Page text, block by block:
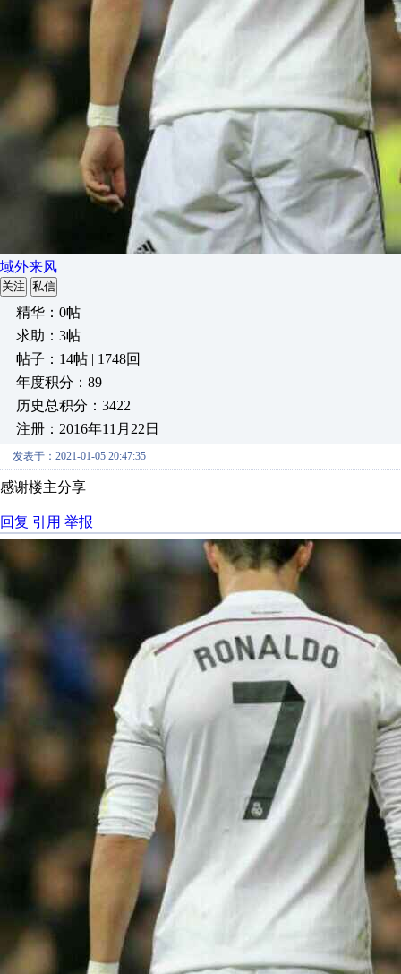
域外来风
关注 私信
精华：0帖
求助：3帖
帖子：14帖 | 1748回
年度积分：89
历史总积分：3422
注册：2016年11月22日
发表于：2021-01-05 20:47:35
感谢楼主分享
回复 引用 举报